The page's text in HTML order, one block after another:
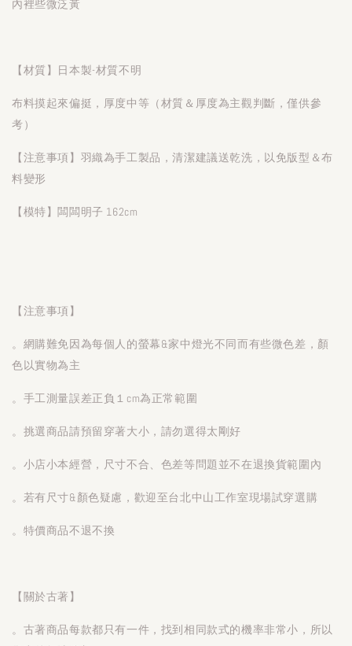
內裡些微泛黃
【材質】日本製-材質不明
布料摸起來偏挺，厚度中等（材質＆厚度為主觀判斷，僅供參
考）
【注意事項】羽織為手工製品，清潔建議送乾洗，以免版型＆布
料變形
【模特】闆闆明子 162cm
【注意事項】
。網購難免因為每個人的螢幕&家中燈光不同而有些微色差，顏
色以實物為主
。手工測量誤差正負１cm為正常範圍
。挑選商品請預留穿著大小，請勿選得太剛好
。小店小本經營，尺寸不合、色差等問題並不在退換貨範圍內
。若有尺寸&顏色疑慮，歡迎至台北中山工作室現場試穿選購
。特價商品不退不換
【關於古著】
。古著商品每款都只有一件，找到相同款式的機率非常小，所以